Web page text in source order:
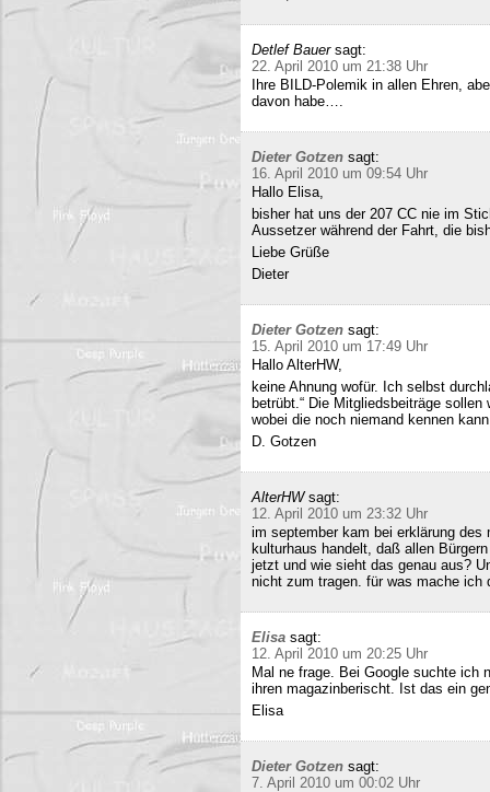
Detlef Bauer sagt:
22. April 2010 um 21:38 Uhr
Ihre BILD-Polemik in allen Ehren,
davon habe….
Dieter Gotzen sagt:
16. April 2010 um 09:54 Uhr
Hallo Elisa,
bisher hat uns der 207 CC nie im
Aussetzer während der Fahrt, die
Liebe Grüße
Dieter
Dieter Gotzen sagt:
15. April 2010 um 17:49 Uhr
Hallo AlterHW,
keine Ahnung wofür. Ich selbst
betrübt.“ Die Mitgliedsbeiträge
wobei die noch niemand kennen
D. Gotzen
AlterHW sagt:
12. April 2010 um 23:32 Uhr
im september kam bei erklärung
kulturhaus handelt, daß allen
jetzt und wie sieht das genau aus?
nicht zum tragen. für was mache ich
Elisa sagt:
12. April 2010 um 20:25 Uhr
Mal ne frage. Bei Google suchte ich
ihren magazinberischt. Ist das ein
Elisa
Dieter Gotzen sagt:
7. April 2010 um 00:02 Uhr